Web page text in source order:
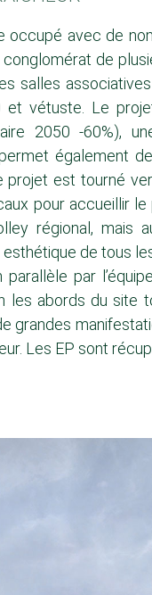
occupé avec de
de
salles
et vétuste. Le
2050 -60%),
également
projet est tourné
pour accueillir
régional, mais
de tous
par
les abords du site
grandes
Les EP sont